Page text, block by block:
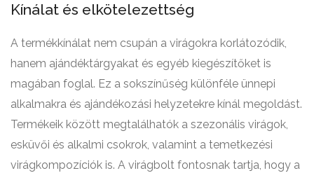
Kínálat és elkötelezettség
A termékkínálat nem csupán a virágokra korlátozódik,
hanem ajándéktárgyakat és egyéb kiegészítőket is
magában foglal. Ez a sokszínűség különféle ünnepi
alkalmakra és ajándékozási helyzetekre kínál megoldást.
Termékeik között megtalálhatók a szezonális virágok,
esküvői és alkalmi csokrok, valamint a temetkezési
virágkompozíciók is. A virágbolt fontosnak tartja, hogy a